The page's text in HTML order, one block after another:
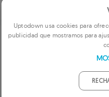
Uptodown usa cookies para
publicidad que mostramos para